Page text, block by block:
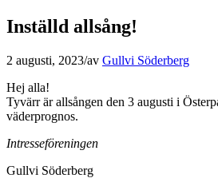
Inställd allsång!
2 augusti, 2023/av Gullvi Söderberg
Hej alla!
Tyvärr är allsången den 3 augusti i
väderprognos.
Intresseföreningen
Gullvi Söderberg